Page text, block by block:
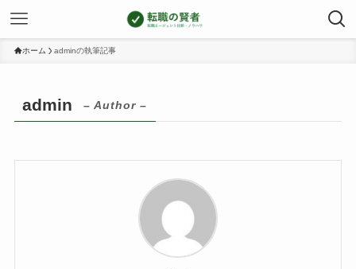
ホーム adminの執筆記事
admin – Author –